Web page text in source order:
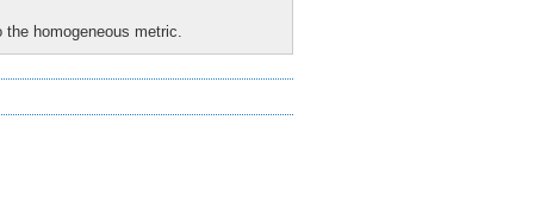
homogeneous metric.